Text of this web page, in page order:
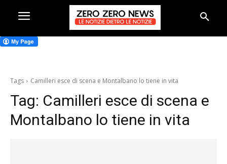
Tags Camilleri esce di scena e Montalbano lo tiene in vita
Tag: Camilleri esce di scena e
Montalbano lo tiene in vita